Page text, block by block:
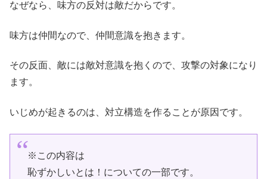
なぜなら、味方の反対は敵だからです。
味方は仲間なので、仲間意識を抱きます。
その反面、敵には敵対意識を抱くので、攻撃の対象になり
ます。
いじめが起きるのは、対立構造を作ることが原因です。
※この内容は
恥ずかしいとは！についての一部です。